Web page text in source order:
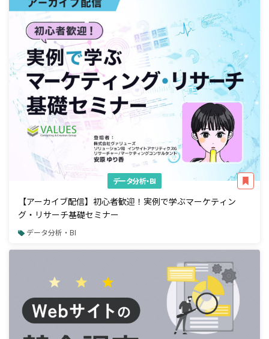
データ分析・BI
【アーカイブ配信】初心者歓迎！実例で学ぶマーケティン
グ・リサーチ基礎セミナー
データ分析・BI